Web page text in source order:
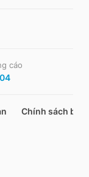
cáo
Chính sách bảo